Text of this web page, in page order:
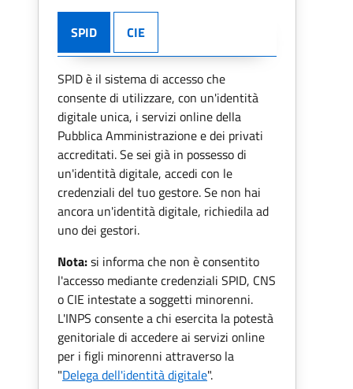
SPID CIE
SPID è il sistema di accesso che
consente di utilizzare, con un'identità
digitale unica, i servizi online della
Pubblica Amministrazione e dei privati
accreditati. Se sei già in possesso di
un'identità digitale, accedi con le
credenziali del tuo gestore. Se non hai
ancora un'identità digitale, richiedila ad
uno dei gestori.
Nota:si informa che non è consentito
l'accesso mediante credenziali SPID, CNS
o CIE intestate a soggetti minorenni.
L'INPS consente a chi esercita la potestà
genitoriale di accedere ai servizi online
per i figli minorenni attraverso la
"Delega dell'identità digitale".